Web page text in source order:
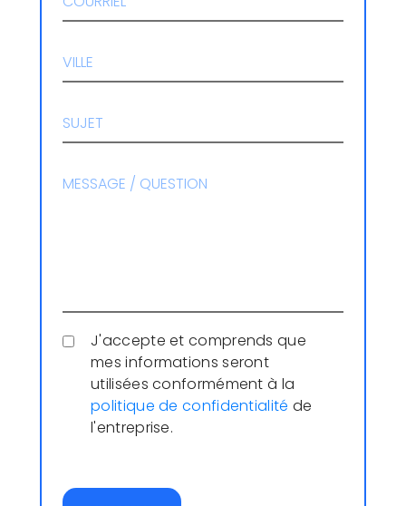
J'accepte et comprends que
mes informations seront
utilisées conformément à la
politique de confidentialité de
l'entreprise.